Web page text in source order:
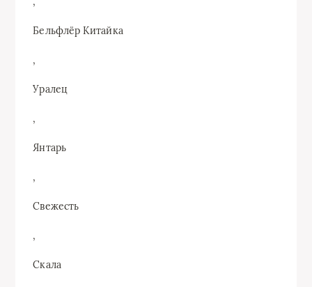
Бельфлёр Китайка
,
Уралец
,
Янтарь
,
Свежесть
,
Скала